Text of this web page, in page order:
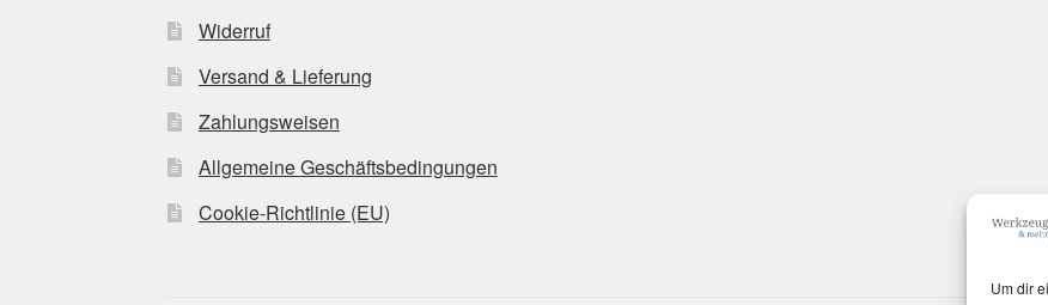
Um dir
Widerruf
Versand & Lieferung
Zahlungsweisen
Allgemeine Geschäftsbedingungen
Cookie-Richtlinie (EU)